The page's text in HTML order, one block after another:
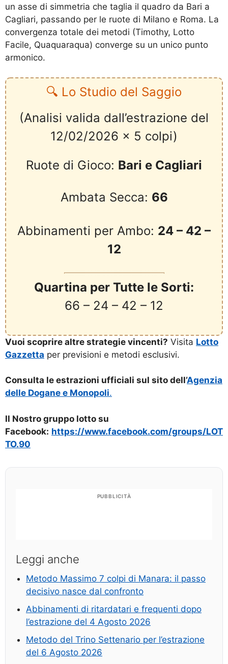
un asse di simmetria che taglia il quadro da Bari a
Cagliari, passando per le ruote di Milano e Roma. La
convergenza totale dei metodi (Timothy, Lotto
Facile, Quaquaraqua) converge su un unico punto
armonico.
🔍 Lo Studio del Saggio
(Analisi valida dall’estrazione del
12/02/2026 x 5 colpi)
Ruote di Gioco: Bari e Cagliari
Ambata Secca: 66
Abbinamenti per Ambo: 24 – 42 –
12
Quartina per Tutte le Sorti:
66 – 24 – 42 – 12
Vuoi scoprire altre strategie vincenti? Visita Lotto
Gazzetta per previsioni e metodi esclusivi.
Consulta le estrazioni ufficiali sul sito dell’Agenzia
delle Dogane e Monopoli.
Il Nostro gruppo lotto su
Facebook: https://www.facebook.com/groups/LOT
TO.90
PUBBLICITÀ
Leggi anche
Metodo Massimo 7 colpi di Manara: il passo
decisivo nasce dal confronto
Abbinamenti di ritardatari e frequenti dopo
l’estrazione del 4 Agosto 2026
Metodo del Trino Settenario per l’estrazione
del 6 Agosto 2026